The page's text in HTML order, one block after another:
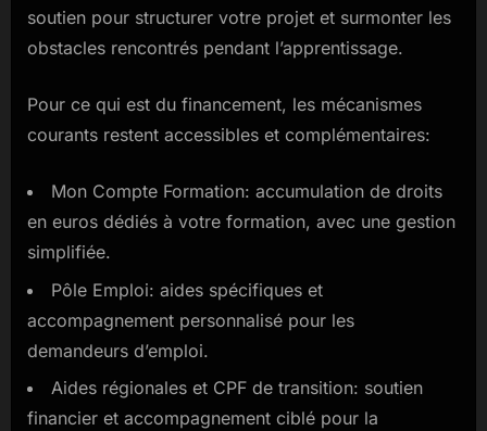
soutien pour structurer votre projet et surmonter les
obstacles rencontrés pendant l’apprentissage.
Pour ce qui est du financement, les mécanismes
courants restent accessibles et complémentaires:
Mon Compte Formation: accumulation de droits
en euros dédiés à votre formation, avec une gestion
simplifiée.
Pôle Emploi: aides spécifiques et
accompagnement personnalisé pour les
demandeurs d’emploi.
Aides régionales et CPF de transition: soutien
financier et accompagnement ciblé pour la